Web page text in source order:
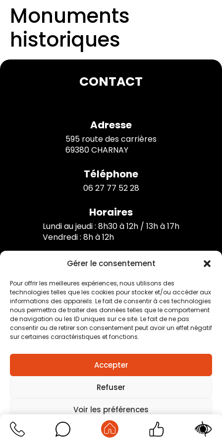
Gérer le consentement
Pour offrir les meilleures expériences, nous utilisons des
technologies telles que les cookies pour stocker et/ou accéder aux
informations des appareils. Le fait de consentir à ces technologies
nous permettra de traiter des données telles que le comportement
de navigation ou les ID uniques sur ce site. Le fait de ne pas
consentir ou de retirer son consentement peut avoir un effet négatif
sur certaines caractéristiques et fonctions.
Accepter
Refuser
Voir les préférences
Mentions légales
Monuments
historiques
CONTACT
Adresse
595 route des carrières
69380 CHARNAY
Téléphone
06 27 77 52 28
Horaires
Lundi au jeudi : 8h30 à 12h / 13h à 17h
Vendredi : 8h à 12h
Mentions légales–Traitement des données
personnelles–Plan du site–Création agence positive